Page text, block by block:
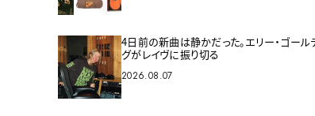
4日前の新曲は静かだった。エリー・ゴール
グがレイヴに振り切る
2026.08.07